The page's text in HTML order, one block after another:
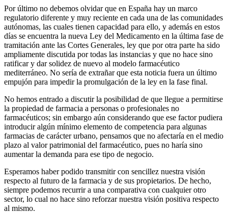
Por último no debemos olvidar que en España hay un marco
regulatorio diferente y muy reciente en cada una de las comunidades
autónomas, las cuales tienen capacidad para ello, y además en estos
días se encuentra la nueva Ley del Medicamento en la última fase de
tramitación ante las Cortes Generales, ley que por otra parte ha sido
ampliamente discutida por todas las instancias y que no hace sino
ratificar y dar solidez de nuevo al modelo farmacéutico
mediterráneo. No sería de extrañar que esta noticia fuera un último
empujón para impedir la promulgación de la ley en la fase final.
No hemos entrado a discutir la posibilidad de que llegue a permitirse
la propiedad de farmacia a personas o profesionales no
farmacéuticos; sin embargo aún considerando que ese factor pudiera
introducir algún mínimo elemento de competencia para algunas
farmacias de carácter urbano, pensamos que no afectaría en el medio
plazo al valor patrimonial del farmacéutico, pues no haría sino
aumentar la demanda para ese tipo de negocio.
Esperamos haber podido transmitir con sencillez nuestra visión
respecto al futuro de la farmacia y de sus propietarios. De hecho,
siempre podemos recurrir a una comparativa con cualquier otro
sector, lo cual no hace sino reforzar nuestra visión positiva respecto
al mismo.